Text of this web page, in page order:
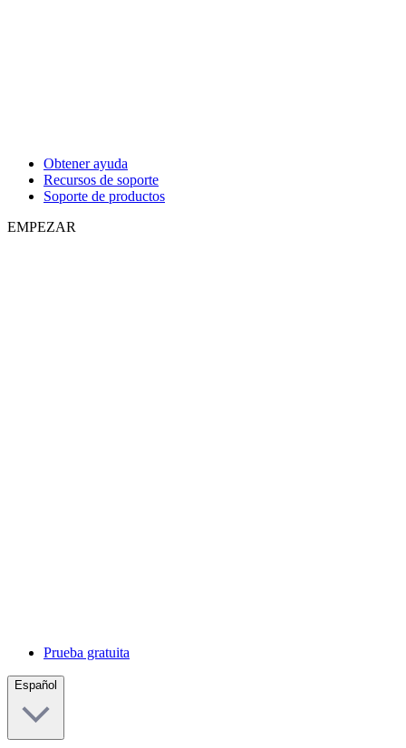
Obtener ayuda
Recursos de soporte
Soporte de productos
EMPEZAR
Prueba gratuita
Español